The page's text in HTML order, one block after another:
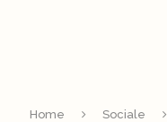
Home Sociale